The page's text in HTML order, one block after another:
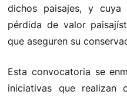
dichos paisajes, y cuya
pérdida de valor
que aseguren su
Esta convocatoria se
iniciativas que realizan